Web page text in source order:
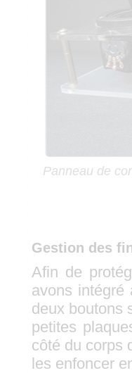
Panneau de
Gestion des
Afin de
avons intégré
deux boutons
petites
côté du corps
les enfoncer